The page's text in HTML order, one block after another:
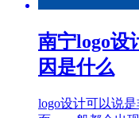
南宁logo设
因是什么
logo设计可以说